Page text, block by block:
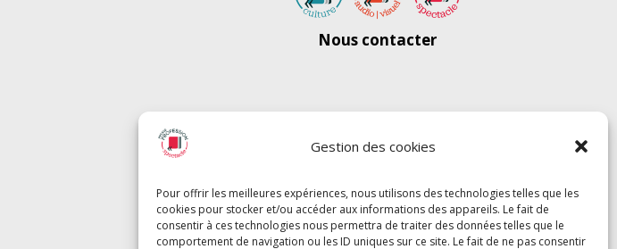
Gestion des cookies
Pour offrir les meilleures expériences, nous utilisons des technologies telles que les
cookies pour stocker et/ou accéder aux informations des appareils. Le fait de
consentir à ces technologies nous permettra de traiter des données telles que le
comportement de navigation ou les ID uniques sur ce site. Le fait de ne pas consentir
Nous contacter